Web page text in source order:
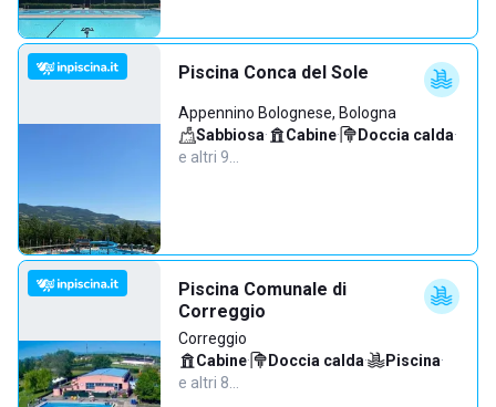
Piscina Conca del Sole
Appennino Bolognese, Bologna
Sabbiosa· Cabine· Doccia calda·
e altri 9…
Piscina Comunale di
Correggio
Correggio
Cabine· Doccia calda· Piscina·
e altri 8…